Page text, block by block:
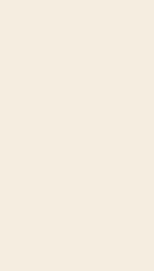
dans...
en 2024,